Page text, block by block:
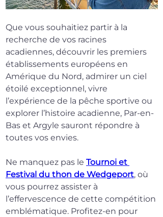
Que vous souhaitiez partir à la
recherche de vos racines
acadiennes, découvrir les premiers
établissements européens en
Amérique du Nord, admirer un ciel
étoilé exceptionnel, vivre
l’expérience de la pêche sportive ou
explorer l’histoire acadienne, Par-en-
Bas et Argyle sauront répondre à
toutes vos envies.
Ne manquez pas le Tournoi et
Festival du thon de Wedgeport, où
vous pourrez assister à
l’effervescence de cette compétition
emblématique. Profitez-en pour